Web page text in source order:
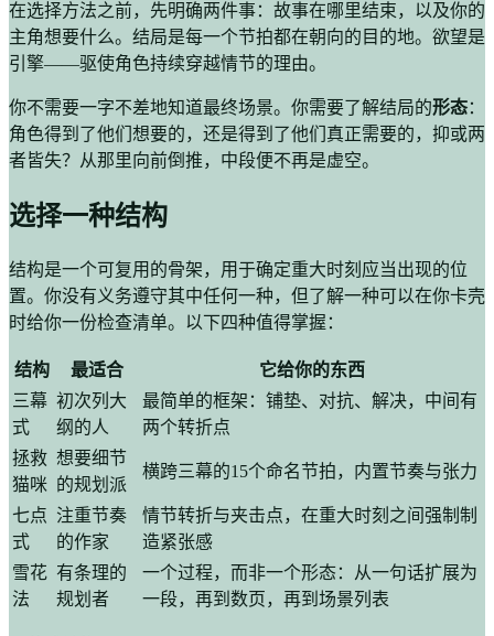
在选择方法之前，先明确两件事：故事在哪里结束，以及你的
主角想要什么。结局是每一个节拍都在朝向的目的地。欲望是
引擎——驱使角色持续穿越情节的理由。
你不需要一字不差地知道最终场景。你需要了解结局的形态：
角色得到了他们想要的，还是得到了他们真正需要的，抑或两
者皆失？从那里向前倒推，中段便不再是虚空。
选择一种结构
结构是一个可复用的骨架，用于确定重大时刻应当出现的位
置。你没有义务遵守其中任何一种，但了解一种可以在你卡壳
时给你一份检查清单。以下四种值得掌握：
结构 最适合
它给你的东西
三幕
式
初次列大
纲的人
最简单的框架：铺垫、对抗、解决，中间有
两个转折点
拯救
猫咪
想要细节
的规划派
横跨三幕的15个命名节拍，内置节奏与张力
七点
式
注重节奏
的作家
情节转折与夹击点，在重大时刻之间强制制
造紧张感
雪花
法
有条理的
规划者
一个过程，而非一个形态：从一句话扩展为
一段，再到数页，再到场景列表